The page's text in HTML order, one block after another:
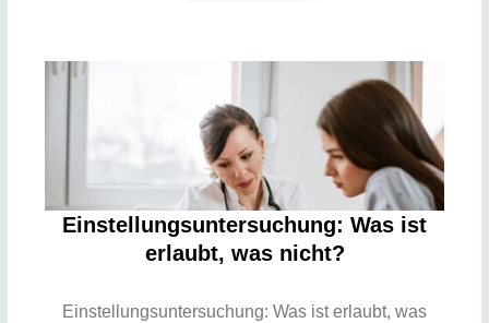
Einstellungsuntersuchung: Was ist
erlaubt, was nicht?
Einstellungsuntersuchung: Was ist erlaubt, was